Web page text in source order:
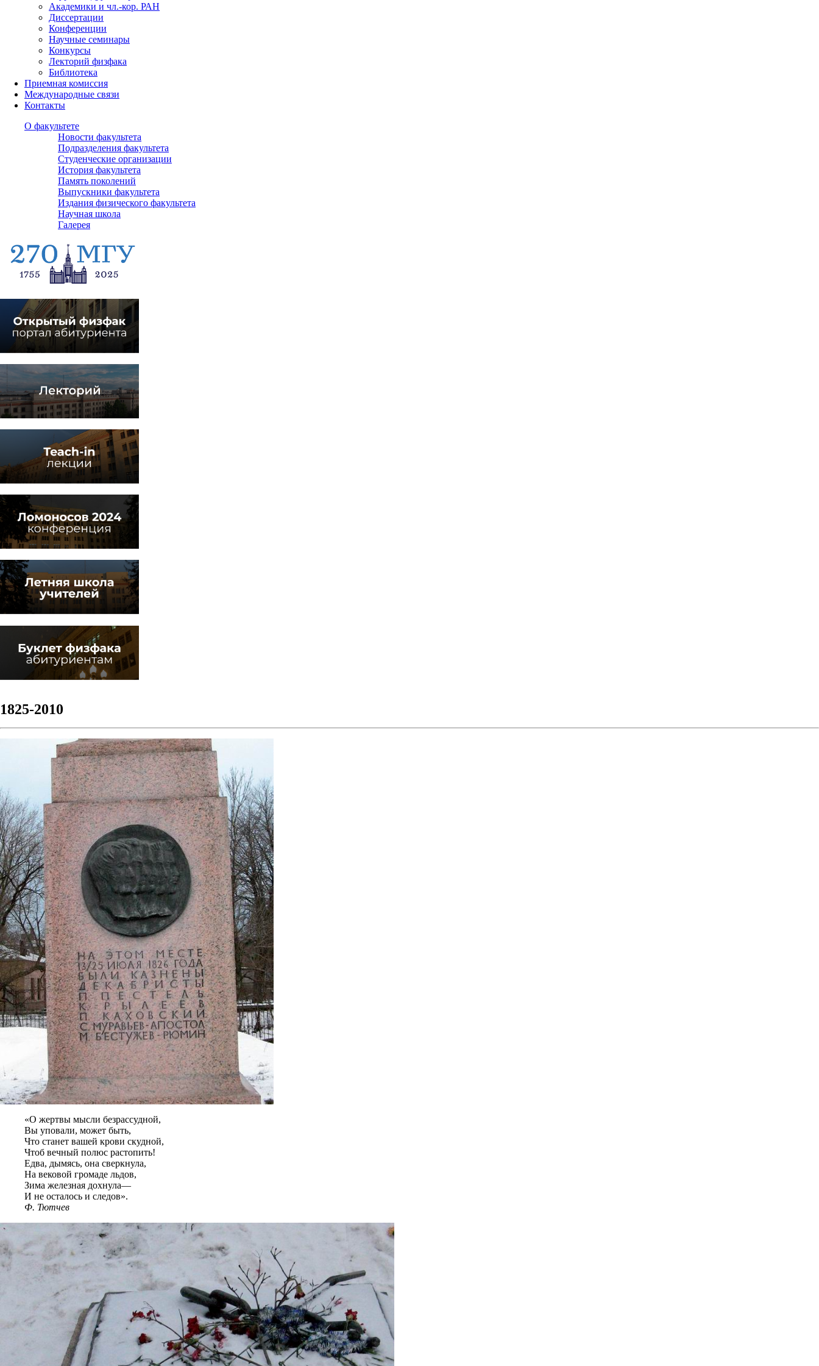
Академики и чл.-кор. РАН
Диссертации
Конференции
Научные семинары
Конкурсы
Лекторий физфака
Библиотека
Приемная комиссия
Международные связи
Контакты
О факультете
Новости факультета
Подразделения факультета
Студенческие организации
История факультета
Память поколений
Выпускники факультета
Издания физического факультета
Научная школа
Галерея
1825-2010
«О жертвы мысли безрассудной,
Вы уповали, может быть,
Что станет вашей крови скудной,
Чтоб вечный полюс растопить!
Едва, дымясь, она сверкнула,
На вековой громаде льдов,
Зима железная дохнула—
И не осталось и следов».
Ф. Тютчев